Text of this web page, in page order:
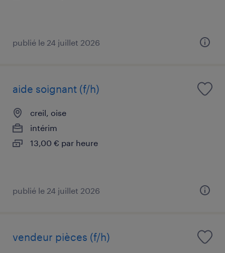
publié le 24 juillet 2026
aide soignant (f/h)
creil, oise
intérim
13,00 € par heure
publié le 24 juillet 2026
vendeur pièces (f/h)